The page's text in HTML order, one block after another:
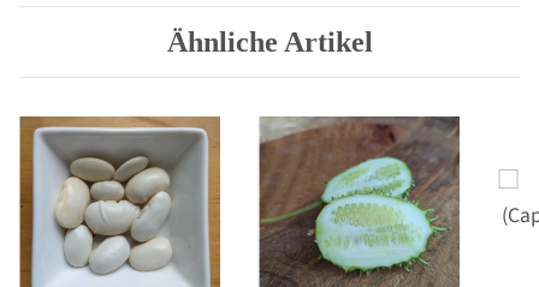
Ähnliche Artikel